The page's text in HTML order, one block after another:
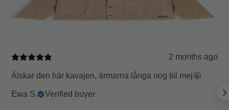
2 months ago
Älskar den här kavajen, ärmarna långa nog tiil mej🤩
Ewa S. Verified buyer